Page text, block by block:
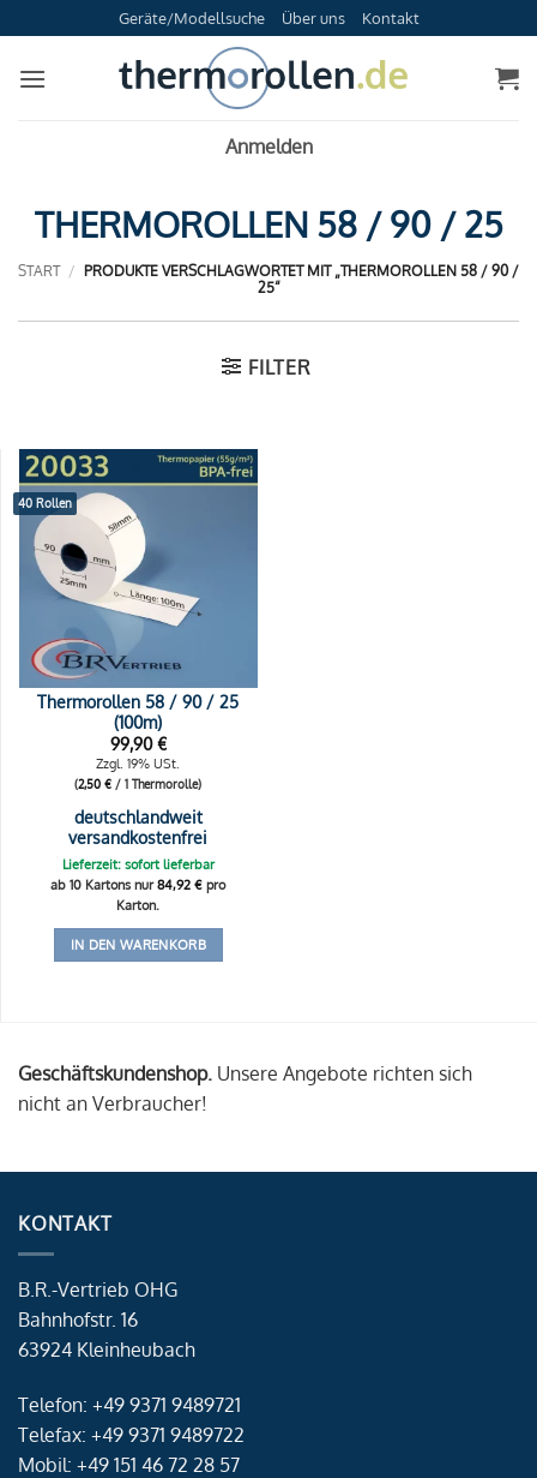
Inhalt
springen
Geräte/Modellsuche Über uns Kontakt
Anmelden
THERMOROLLEN 58 / 90 / 25
START / PRODUKTE VERSCHLAGWORTET MIT „THERMOROLLEN 58 / 90 /
25“
FILTER
40 Rollen
Thermorollen 58 / 90 / 25
(100m)
99,90€
Zzgl. 19% USt.
(2,50€ / 1 Thermorolle)
deutschlandweit
versandkostenfrei
Lieferzeit: sofort lieferbar
ab 10 Kartons nur84,92€ pro
Karton.
IN DEN WARENKORB
Geschäftskundenshop. Unsere Angebote richten sich
nicht an Verbraucher!
KONTAKT
B.R.-Vertrieb OHG
Bahnhofstr. 16
63924 Kleinheubach
Telefon: +49 9371 9489721
Telefax: +49 9371 9489722
Mobil: +49 151 46 72 28 57